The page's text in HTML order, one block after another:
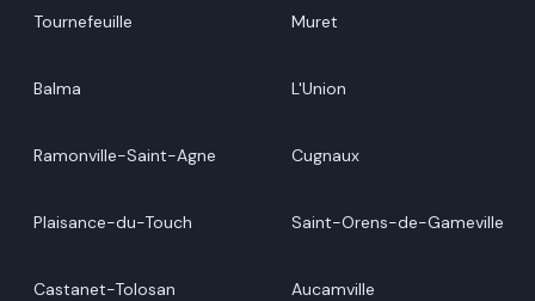
Tournefeuille Muret
Balma L'Union
Ramonville-Saint-Agne Cugnaux
Plaisance-du-Touch Saint-Orens-de-Gameville
Castanet-Tolosan Aucamville